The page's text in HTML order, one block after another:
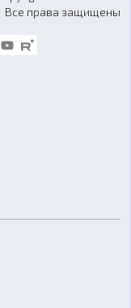
Все права защищены